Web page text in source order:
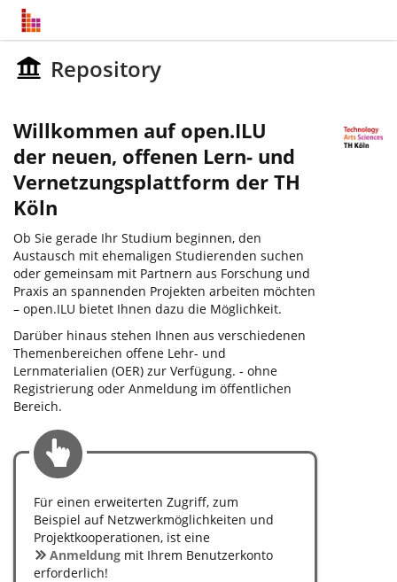
Repository
Willkommen auf open.ILU
der neuen, offenen Lern- und
Vernetzungsplattform der TH
Köln
Ob Sie gerade Ihr Studium beginnen, den
Austausch mit ehemaligen Studierenden suchen
oder gemeinsam mit Partnern aus Forschung und
Praxis an spannenden Projekten arbeiten möchten
– open.ILU bietet Ihnen dazu die Möglichkeit.
Darüber hinaus stehen Ihnen aus verschiedenen
Themenbereichen offene Lehr- und
Lernmaterialien (OER) zur Verfügung. - ohne
Registrierung oder Anmeldung im öffentlichen
Bereich.
Für einen erweiterten Zugriff, zum
Beispiel auf Netzwerkmöglichkeiten und
Projektkooperationen, ist eine
Anmeldung mit Ihrem Benutzerkonto
erforderlich!